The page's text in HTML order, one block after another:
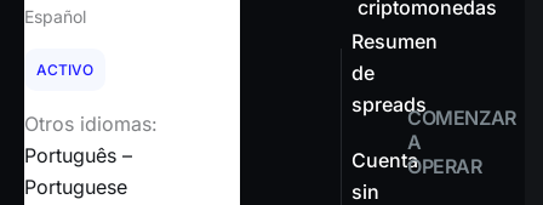
Resumen
de
spreads
Cuenta
sin
criptomonedas
COMENZAR
A
OPERAR
Español
ACTIVO
Otros idiomas:
Português –
Portuguese